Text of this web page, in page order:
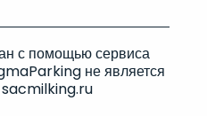
с помощью сервиса
не является
sacmilking.ru